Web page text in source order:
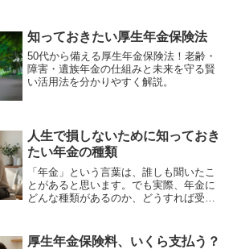
知っておきたい厚生年金保険法
50代から備える厚生年金保険法！老齢・
障害・遺族年金の仕組みと未来を守る賢
い活用法を分かりやすく解説。
人生で損しないために知っておき
たい年金の種類
「年金」という言葉は、誰しも聞いたこ
とがあると思います。でも実際、年金に
どんな種類があるのか、どうすれば受給
多くないのではないでしょうか。年金制
厚生年金保険料、いくら支払う？